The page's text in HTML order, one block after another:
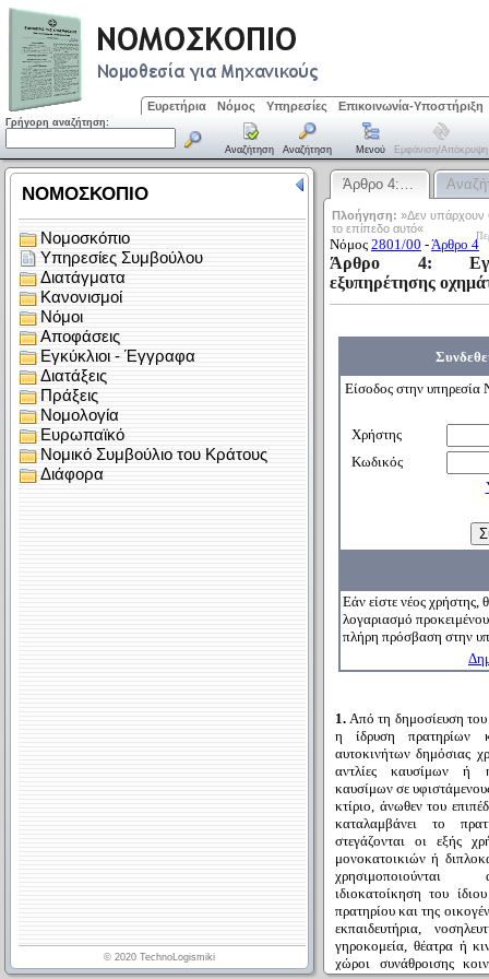
Ευρετήρια Νόμος Υπηρεσίες Επικοινωνία-Υποστήριξη
Γρήγορη αναζήτηση:
Αναζήτηση Αναζήτηση Μενού Εμφάνιση/απόκρυψη
Άρθρο 4:…